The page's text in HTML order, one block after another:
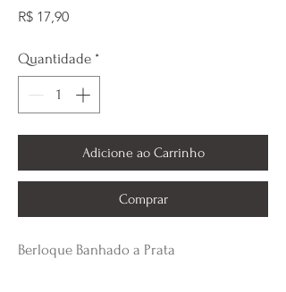
R$ 17,90Preço
Quantidade *
Adicione ao Carrinho
Comprar
Berloque Banhado a Prata